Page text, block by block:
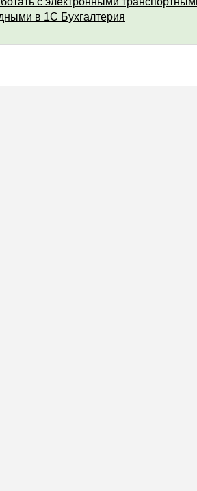
в 1С Бухгалтерия